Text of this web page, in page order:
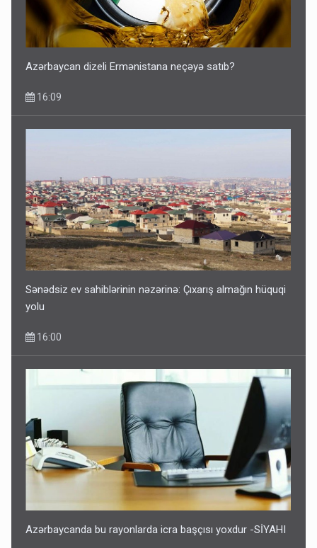
Azərbaycan dizeli Ermənistana neçəyə satıb?
16:09
Sənədsiz ev sahiblərinin nəzərinə: Çıxarış almağın hüquqi
yolu
16:00
Azərbaycanda bu rayonlarda icra başçısı yoxdur -SİYAHI